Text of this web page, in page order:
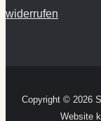
widerrufen
Copyright © 2026
Website